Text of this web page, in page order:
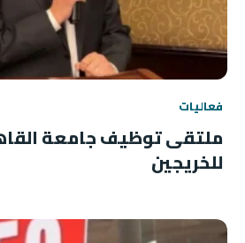
فعاليات
ملتقى توظيف جامعة
للخريجين